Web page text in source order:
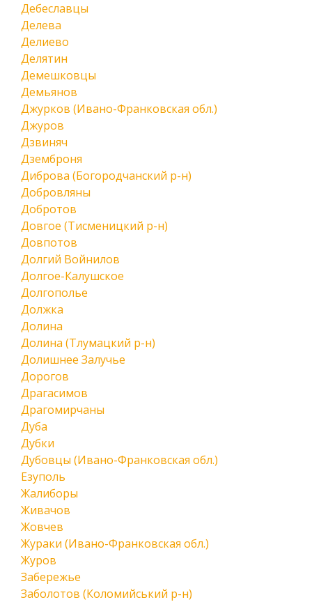
Дебеславцы
Делева
Делиево
Делятин
Демешковцы
Демьянов
Джурков (Ивано-Франковская обл.)
Джуров
Дзвиняч
Дземброня
Диброва (Богородчанский р-н)
Добровляны
Добротов
Довгое (Тисменицкий р-н)
Довпотов
Долгий Войнилов
Долгое-Калушское
Долгополье
Должка
Долина
Долина (Тлумацкий р-н)
Долишнее Залучье
Дорогов
Драгасимов
Драгомирчаны
Дуба
Дубки
Дубовцы (Ивано-Франковская обл.)
Езуполь
Жалиборы
Живачов
Жовчев
Жураки (Ивано-Франковская обл.)
Журов
Забережье
Заболотов (Коломийський р-н)